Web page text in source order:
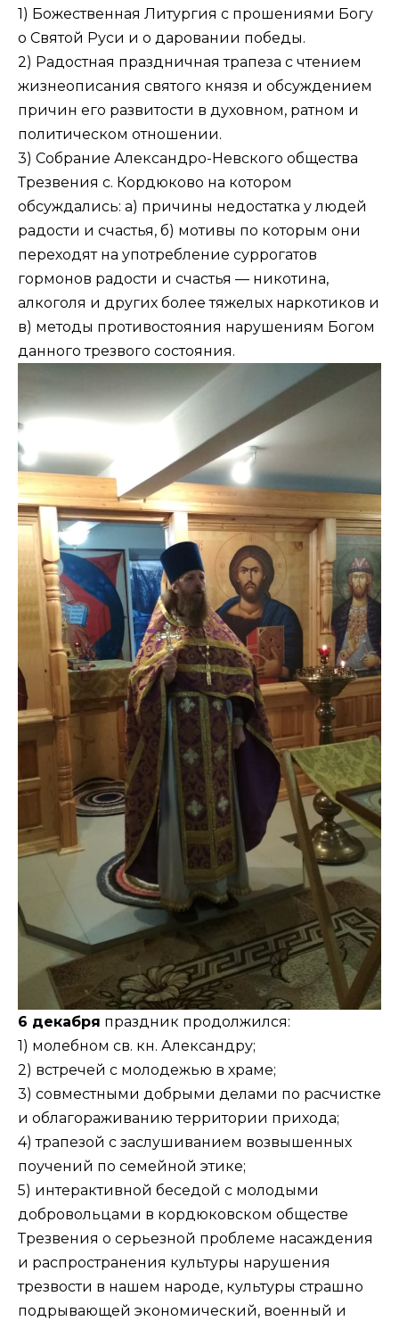
1) Божественная Литургия с прошениями Богу
о Святой Руси и о даровании победы.
2) Радостная праздничная трапеза с чтением
жизнеописания святого князя и обсуждением
причин его развитости в духовном, ратном и
политическом отношении.
3) Собрание Александро-Невского общества
Трезвения с. Кордюково на котором
обсуждались: а) причины недостатка у людей
радости и счастья, б) мотивы по которым они
переходят на употребление суррогатов
гормонов радости и счастья — никотина,
алкоголя и других более тяжелых наркотиков и
в) методы противостояния нарушениям Богом
данного трезвого состояния.
6 декабря праздник продолжился:
1) молебном св. кн. Александру;
2) встречей с молодежью в храме;
3) совместными добрыми делами по расчистке
и облагораживанию территории прихода;
4) трапезой с заслушиванием возвышенных
поучений по семейной этике;
5) интерактивной беседой с молодыми
добровольцами в кордюковском обществе
Трезвения о серьезной проблеме насаждения
и распространения культуры нарушения
трезвости в нашем народе, культуры страшно
подрывающей экономический, военный и